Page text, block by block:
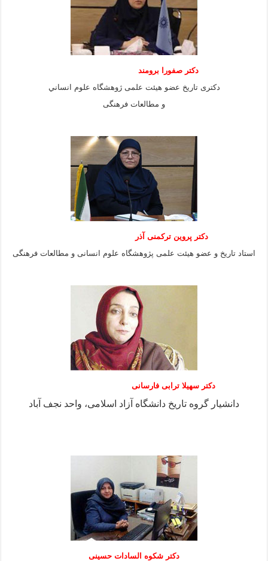
دكتر صفورا برومند
دكترى تاريخ عضو هيئت علمى ژوهشگاه علوم انساني
و مطالعات فرهنگى
دکتر پروین ترکمنی آذر
استاد تاریخ و عضو هیئت علمی پژوهشگاه علوم انسانی و مطالعات فرهنگى
دکتر سهیلا ترابی فارسانی
دانشیار گروه تاریخ دانشگاه آزاد اسلامی، واحد نجف آباد
دكتر شكوه السادات حسينی